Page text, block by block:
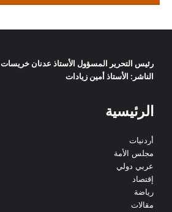
رئيس التحرير المسؤول الأستاذ عدنان خريسات
الناشر: الأستاذ أمين زيادات
الرئيسية
أردنيات
مجلس الأمة
عربي دولي
إقتصاد
رياضة
مقالات